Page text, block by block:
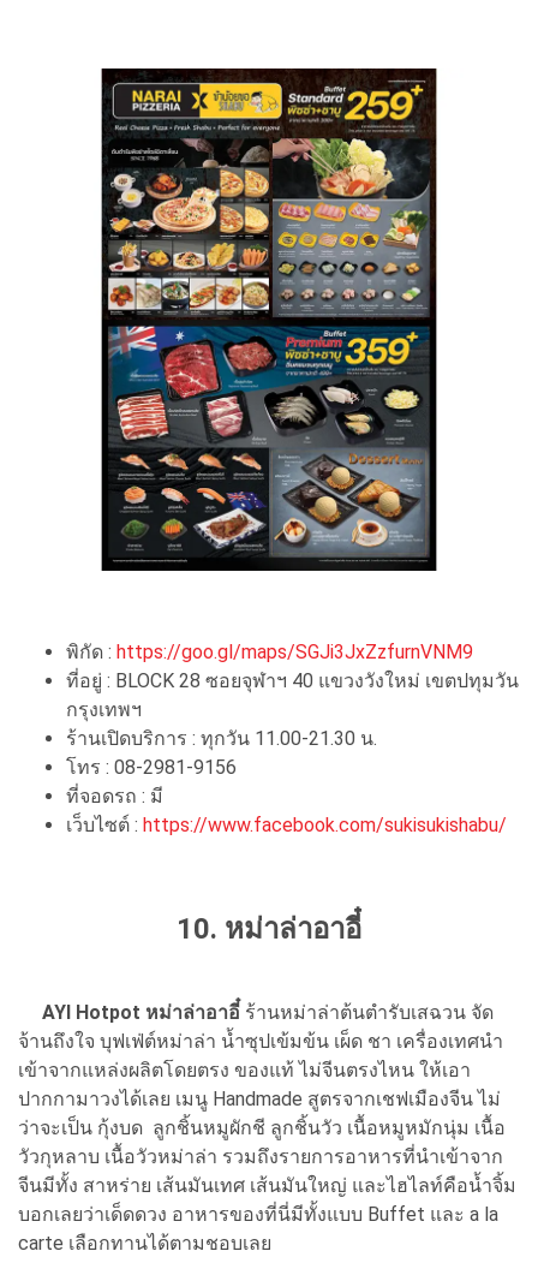
พิกัด : https://goo.gl/maps/SGJi3JxZzfurnVNM9
ที่อยู่ : BLOCK 28 ซอยจุฬาฯ 40 แขวงวังใหม่ เขตปทุมวัน
กรุงเทพฯ
ร้านเปิดบริการ : ทุกวัน 11.00-21.30 น.
โทร : 08-2981-9156
ที่จอดรถ : มี
เว็บไซต์ : https://www.facebook.com/sukisukishabu/
10. หม่าล่าอาอี๋
AYI Hotpot หม่าล่าอาอี๋ ร้านหม่าล่าต้นตำรับเสฉวน จัด
จ้านถึงใจ บุฟเฟ่ต์หม่าล่า น้ำซุปเข้มข้น เผ็ด ชา เครื่องเทศนำ
เข้าจากแหล่งผลิตโดยตรง ของแท้ ไม่จีนตรงไหน ให้เอา
ปากกามาวงได้เลย เมนู Handmade สูตรจากเชฟเมืองจีน ไม่
ว่าจะเป็น กุ้งบด ลูกชิ้นหมูผักชี ลูกชิ้นวัว เนื้อหมูหมักนุ่ม เนื้อ
วัวกุหลาบ เนื้อวัวหม่าล่า รวมถึงรายการอาหารที่นำเข้าจาก
จีนมีทั้ง สาหร่าย เส้นมันเทศ เส้นมันใหญ่ และไฮไลท์คือน้ำจิ้ม
บอกเลยว่าเด็ดดวง อาหารของที่นี่มีทั้งแบบ Buffet และ a la
carte เลือกทานได้ตามชอบเลย